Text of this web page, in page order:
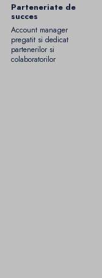
Parteneriate de
succes
Account manager
pregatit si dedicat
partenerilor si
colaboratorilor